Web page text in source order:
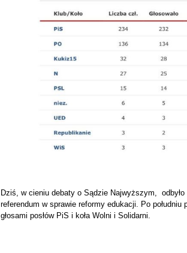
Dziś, w cieniu debaty o Sądzie Najwyższym,
referendum w sprawie reformy edukacji. Po południu
głosami posłów PiS i koła Wolni i Solidarni.